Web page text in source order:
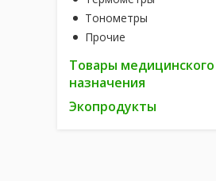
Тонометры
Прочие
Товары медицинского
назначения
Экопродукты